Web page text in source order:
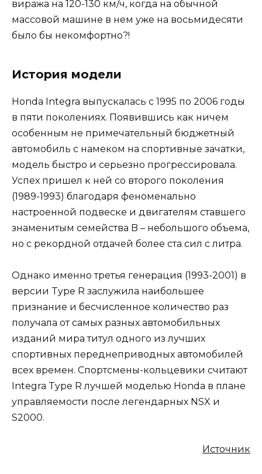
виража на 120-130 км/ч, когда на обычной
массовой машине в нем уже на восьмидесяти
было бы некомфортно?!
История модели
Honda Integra выпускалась с 1995 по 2006 годы
в пяти поколениях. Появившись как ничем
особенным не примечательный бюджетный
автомобиль с намеком на спортивные зачатки,
модель быстро и серьезно прогрессировала.
Успех пришел к ней со второго поколения
(1989-1993) благодаря феноменально
настроенной подвеске и двигателям ставшего
знаменитым семейства B – небольшого объема,
но с рекордной отдачей более ста сил с литра.
Однако именно третья генерация (1993-2001) в
версии Type R заслужила наибольшее
признание и бесчисленное количество раз
получала от самых разных автомобильных
изданий мира титул одного из лучших
спортивных переднеприводных автомобилей
всех времен. Спортсмены-кольцевики считают
Integra Type R лучшей моделью Honda в плане
управляемости после легендарных NSX и
S2000.
Источник